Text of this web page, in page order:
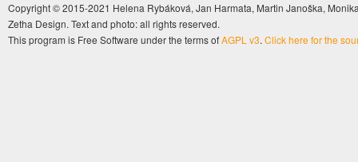
Copyright © 2015-2021 Helena Rybáková, Jan Harmata, Martin Janoška,
Zetha Design. Text and photo: all rights reserved.
This program is Free Software under the terms ofAGPL v3. Click here for the